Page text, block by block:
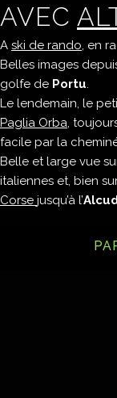
AVEC
A ski de rando, en
Belles images
golfe de Portu.
Le lendemain, le
Paglia Orba,
facile par la
Belle et large vue
italiennes et, bien
Corse jusqu’à l’